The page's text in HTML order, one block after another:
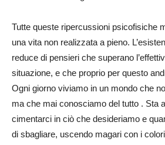
Tutte queste ripercussioni psicofisiche
una vita non realizzata a pieno.
reduce di pensieri che superano
situazione, e che proprio per questo
Ogni giorno viviamo in un mondo che
ma che mai conosciamo del tutto . Sta
cimentarci in ciò che desideriamo e
di sbagliare, uscendo magari con i